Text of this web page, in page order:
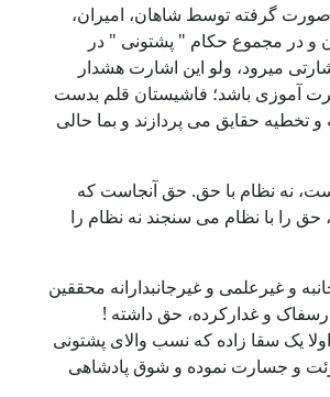
صورت گرفته توسط شاهان، امیران،
و در مجموع حکام " پشتونی " در
میرود، ولو این اشارت هشدار
آموزی باشد؛ فاشیستان قلم بدست
و تخطیه حقایق می پردازند و بما حالی
نه نظام با حق. حق آنجاست که
را با نظام می سنجند نه نظام را
و غیرعلمی و غیرجانبدارانه محققین
و غدارکرده، حق داشته !
یک سقا زاده که نسب والای پشتونی
و جسارت نموده و شوق پادشاهی